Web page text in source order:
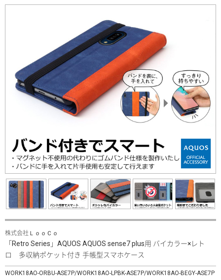
株式会社ＬｏｏＣｏ
「Retro Series」AQUOS AQUOS sense7 plus用 バイカラー×レト
ロ 多収納ポケット付き 手帳型スマホケース
WORK18AO-ORBU-ASE7P/WORK18AO-LPBK-ASE7P/WORK18AO-BEGY-ASE7P